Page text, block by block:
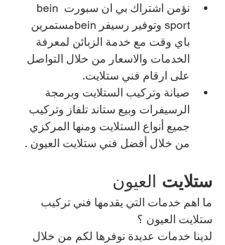
نؤمن اشتراك بي ان سبورت bein
sport وتوفير رسيفر beinمستمرين
باي وقت مع خدمة الزبائن لمعرفة
الخدمات والاسعار من خلال التواصل
على ارقام فني ستلايت.
صيانة وتركيب الستلايت وبرمجة
الرسيفرات وبيع ستاند تلفاز وتركيب
جميع أنواع الستلايت ومنها المركزي
من خلال أفضل فني ستلايت العيون .
ستلايت العيون
ما اهم خدمات التي يقدمها فني تركيب
ستلايت العيون ؟
لدينا خدمات عديدة نوفرها لكم من خلال